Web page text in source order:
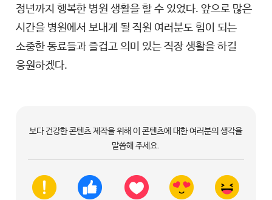
정년까지 행복한 병원 생활을 할 수 있었다. 앞으로 많은
시간을 병원에서 보내게 될 직원 여러분도 힘이 되는
소중한 동료들과 즐겁고 의미 있는 직장 생활을 하길
응원하겠다.
보다 건강한 콘텐츠 제작을 위해 이 콘텐츠에 대한 여러분의 생각을
말씀해 주세요.